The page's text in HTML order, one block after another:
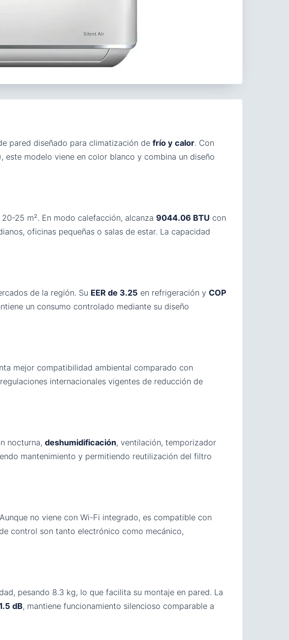
pared diseñado para climatización de frío y calor. Con
este modelo viene en color blanco y combina un diseño
25 m². En modo calefacción, alcanza 9044.06 BTU con
oficinas pequeñas o salas de estar. La capacidad
de la región. Su EER de 3.25 en refrigeración y COP
un consumo controlado mediante su diseño
mejor compatibilidad ambiental comparado con
internacionales vigentes de reducción de
nocturna, deshumidificación, ventilación, temporizador
mantenimiento y permitiendo reutilización del filtro
no viene con Wi-Fi integrado, es compatible con
control son tanto electrónico como mecánico,
pesando 8.3 kg, lo que facilita su montaje en pared. La
dB, mantiene funcionamiento silencioso comparable a